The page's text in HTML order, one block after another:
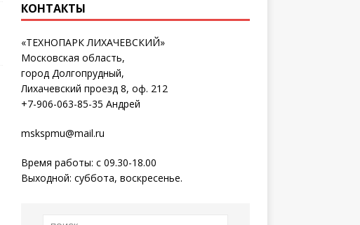
КОНТАКТЫ
«ТЕХНОПАРК ЛИХАЧЕВСКИЙ»
Московская область,
город Долгопрудный,
Лихачевский проезд 8, оф. 212
+7-906-063-85-35 Андрей
mskspmu@mail.ru
Время работы: с 09.30-18.00
Выходной: суббота, воскресенье.